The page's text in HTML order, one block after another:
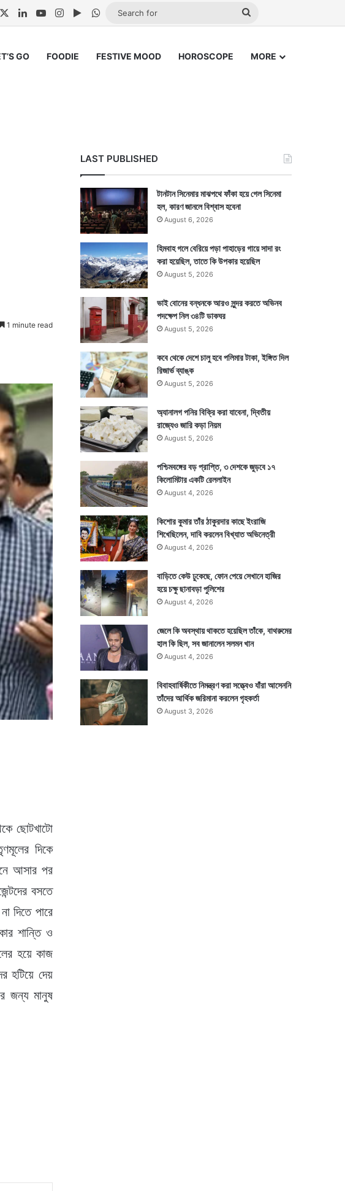
LinkedInYouTubeInstagramGoogle Play
WhatsApp
Search
GO FOODIE FESTIVE MOOD HOROSCOPE MORE
1 minute read
ছোটখাটো
দিকে
আসার পর
বসতে
দিতে পারে
শান্তি ও
হয়ে কাজ
হটিয়ে দেয়
জন্য মানুষ
LAST PUBLISHED
টানটান সিনেমার মাঝপথে ফাঁকা হয়ে গেল সিনেমা
হল, কারণ জানলে বিশ্বাস হবেনা
August 6, 2026
হিমবাহ গলে বেরিয়ে পড়া পাহাড়ের গায়ে সাদা রং
করা হয়েছিল, তাতে কি উপকার হয়েছিল
August 5, 2026
ভাই বোনের বন্ধনকে আরও সুন্দর করতে অভিনব
পদক্ষেপ নিল ৩৪টি ডাকঘর
August 5, 2026
কবে থেকে দেশে চালু হবে পলিমার টাকা, ইঙ্গিত দিল
রিজার্ভ ব্যাঙ্ক
August 5, 2026
অ্যানালগ পনির বিক্রি করা যাবেনা, দ্বিতীয়
রাজ্যেও জারি কড়া নিয়ম
August 5, 2026
পশ্চিমবঙ্গের বড় প্রাপ্তি, ৩ দেশকে জুড়বে ১৭
কিলোমিটার একটি রেললাইন
August 4, 2026
কিশোর কুমার তাঁর ঠাকুরদার কাছে ইংরাজি
শিখেছিলেন, দাবি করলেন বিখ্যাত অভিনেত্রী
August 4, 2026
বাড়িতে কেউ ঢুকেছে, ফোন পেয়ে সেখানে হাজির
হয়ে চক্ষু ছানাবড়া পুলিশের
August 4, 2026
জেলে কি অবস্থায় থাকতে হয়েছিল তাঁকে, বাথরুমের
হাল কি ছিল, সব জানালেন সলমন খান
August 4, 2026
বিবাহবার্ষিকীতে নিমন্ত্রণ করা সত্ত্বেও যাঁরা আসেননি
তাঁদের আর্থিক জরিমানা করলেন গৃহকর্তা
August 3, 2026